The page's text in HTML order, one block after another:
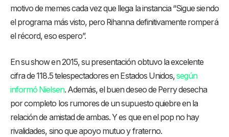
motivo de memes cada vez que llega la instancia “Sigue siendo
el programa más visto, pero Rihanna definitivamente romperá
el récord, eso espero”.
En su show en 2015, su presentación obtuvo la excelente
cifra de 118.5 telespectadores en Estados Unidos,según
informó Nielsen. Además, el buen deseo de Perry desecha
por completo los rumores de un supuesto quiebre en la
relación de amistad de ambas. Y es que en el pop no hay
rivalidades, sino que apoyo mutuo y fraterno.